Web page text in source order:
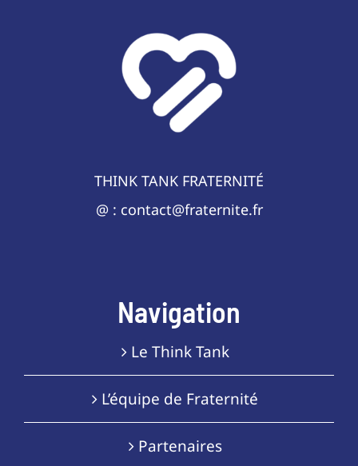
THINK TANK FRATERNITÉ
@ : contact@fraternite.fr
Navigation
Le Think Tank
L’équipe de Fraternité
Partenaires